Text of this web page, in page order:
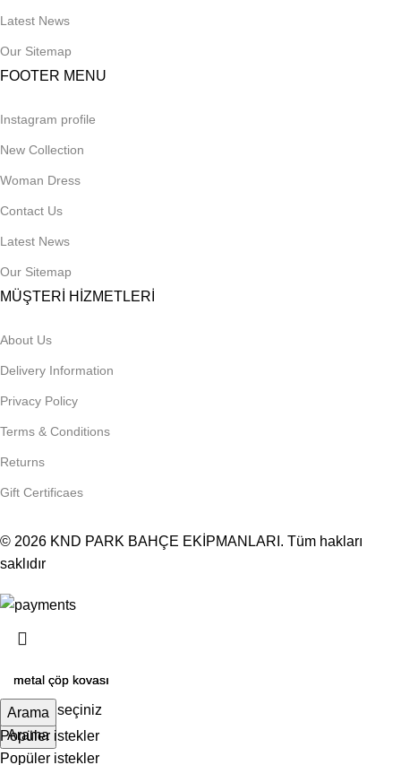
Latest News
Our Sitemap
FOOTER MENU
Instagram profile
New Collection
Woman Dress
Contact Us
Latest News
Our Sitemap
MÜŞTERİ HİZMETLERİ
About Us
Delivery Information
Privacy Policy
Terms & Conditions
Returns
Gift Certificaes
© 2026 KND PARK BAHÇE EKİPMANLARI . Tüm hakları
saklıdır
Kategori seçiniz
Arama
Popüler istekler
Arama
Popüler istekler